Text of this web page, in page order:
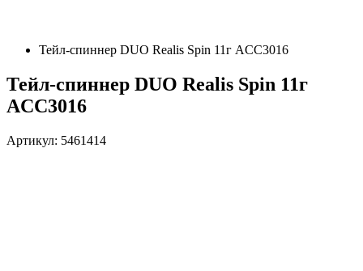
Тейл-спиннер DUO Realis Spin 11г ACC3016
Тейл-спиннер DUO Realis Spin 11г
ACC3016
Артикул: 5461414